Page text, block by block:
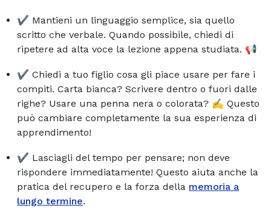
✔️ Mantieni un linguaggio semplice, sia quello
scritto che verbale. Quando possibile, chiedi di
ripetere ad alta voce la lezione appena studiata. 📢
✔️ Chiedi a tuo figlio cosa gli piace usare per fare i
compiti. Carta bianca? Scrivere dentro o fuori dalle
righe? Usare una penna nera o colorata? ✍️ Questo
può cambiare completamente la sua esperienza di
apprendimento!
✔️ Lasciagli del tempo per pensare; non deve
rispondere immediatamente! Questo aiuta anche la
pratica del recupero e la forza della memoria a
lungo termine.